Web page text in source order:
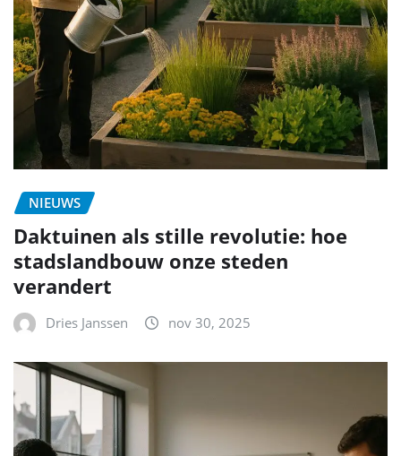
NIEUWS
Daktuinen als stille revolutie: hoe
stadslandbouw onze steden
verandert
Dries Janssen nov 30, 2025